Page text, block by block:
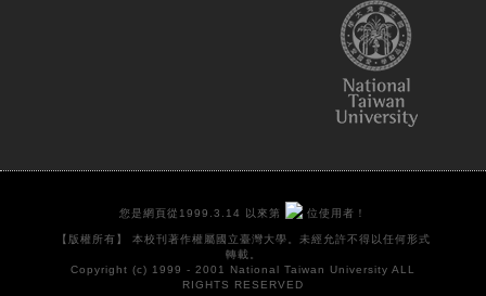
您是網頁從1999.3.14 以來第 位使用者！
【版權所有】 本校刊著作權屬國立臺灣大學。未經允許不得以任何形式
轉載。
Copyright (c) 1999 - 2001 National Taiwan University ALL
RIGHTS RESERVED